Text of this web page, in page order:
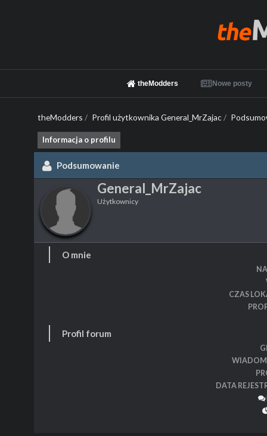
theModders Nowe posty
theModders / Profil użytkownika General_MrZajac/
Informacja o profilu
Podsumowanie
General_MrZajac
Użytkownicy
O mnie
CZAS
Profil forum
DATA